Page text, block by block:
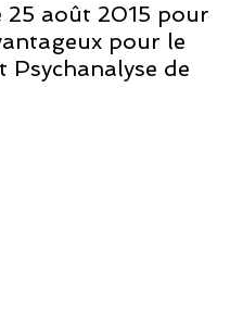
25 août 2015 pour
pour le
Psychanalyse de